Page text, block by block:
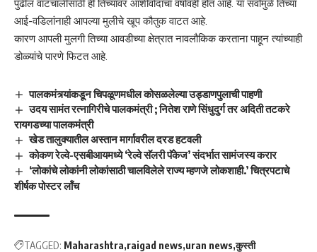
पुढील वाटचालीसाठी ही तिच्यावर आशीर्वादांचा वर्षावही होत आहे. या सर्वांमुळे तिच्या
आई-वडिलांनाही आपल्या मुलीचे खूप कौतुक वाटत आहे.
कारण आपली मुलगी तिच्या आवडीच्या क्षेत्रात नावलौकिक करताना पाहून त्यांच्याही
डोळ्यांचे पारणे फिटत आहे.
पालकमंत्र्यांकडून चिपळूणमधील कोसळलेल्या उड्डाणपुलाची पाहणी
उदय सामंत रत्नागिरीचे पालकमंत्री ; नितेश राणे सिंधुदुर्ग तर अदिती तटकरे
रायगडच्या पालकमंत्री
खेड तालुक्यातील अस्तान मार्गावरील दरड हटवली
कोकण रेल्वे-एसबीआयमध्ये ‘रेल्वे सॅलरी पॅकेज’ संदर्भात सामंजस्य करार
‘लोकांचे लोकांनी लोकांसाठी चालविलेले राज्य म्हणजे लोकशाही.’ चित्रपटाचे
शीर्षक पोस्टर लॉंच
TAGGED: Maharashtra raigad news uran news कुस्ती